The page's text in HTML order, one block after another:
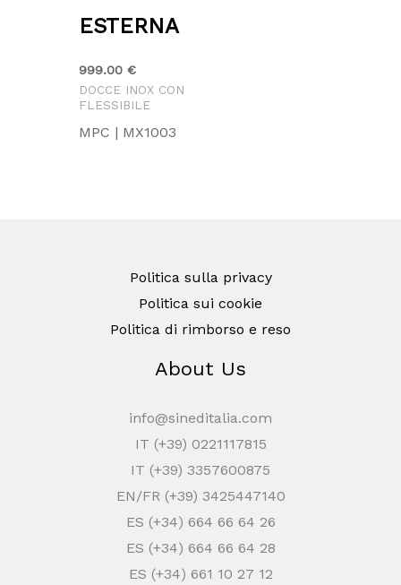
ESTERNA
999.00 €
DOCCE INOX CON
FLESSIBILE
MPC | MX1003
Politica sulla privacy
Politica sui cookie
Politica di rimborso e reso
About Us
info@sineditalia.com
IT (+39) 0221117815
IT (+39) 3357600875
EN/FR (+39) 3425447140
ES (+34) 664 66 64 26
ES (+34) 664 66 64 28
ES (+34) 661 10 27 12